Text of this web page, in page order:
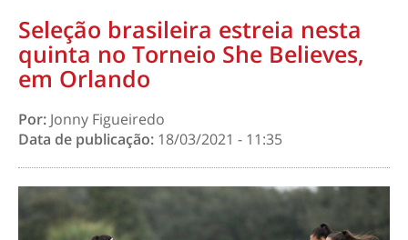
Seleção brasileira estreia nesta
quinta no Torneio She Believes,
em Orlando
Por: Jonny Figueiredo
Data de publicação: 18/03/2021 - 11:35